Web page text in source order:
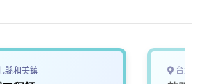
縣和美鎮 台北